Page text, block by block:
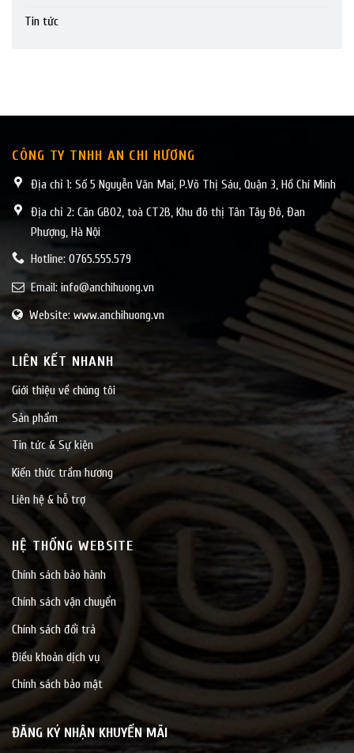
Tin tức
CÔNG TY TNHH AN CHI HƯƠNG
Địa chỉ 1: Số 5 Nguyễn Văn Mai, P.Võ Thị Sáu, Quận 3, Hồ Chí Minh
Địa chỉ 2: Căn GB02, toà CT2B, Khu đô thị Tân Tây Đô, Đan
Phượng, Hà Nội
Hotline: 0765.555.579
Email: info@anchihuong.vn
Website: www.anchihuong.vn
LIÊN KẾT NHANH
Giới thiệu về chúng tôi
Sản phẩm
Tin tức & Sự kiện
Kiến thức trầm hương
Liên hệ & hỗ trợ
HỆ THỐNG WEBSITE
Chính sách bảo hành
Chính sách vận chuyển
Chính sách đổi trả
Điều khoản dịch vụ
Chính sách bảo mật
ĐĂNG KÝ NHẬN KHUYẾN MÃI